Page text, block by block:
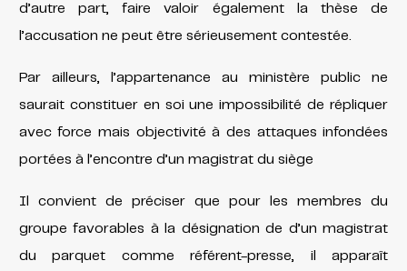
d’autre part, faire valoir également la thèse de
l’accusation ne peut être sérieusement contestée.
Par ailleurs, l’appartenance au ministère public ne
saurait constituer en soi une impossibilité de répliquer
avec force mais objectivité à des attaques infondées
portées à l’encontre d’un magistrat du siège
Il convient de préciser que pour les membres du
groupe favorables à la désignation de d’un magistrat
du parquet comme référent-presse, il apparaît